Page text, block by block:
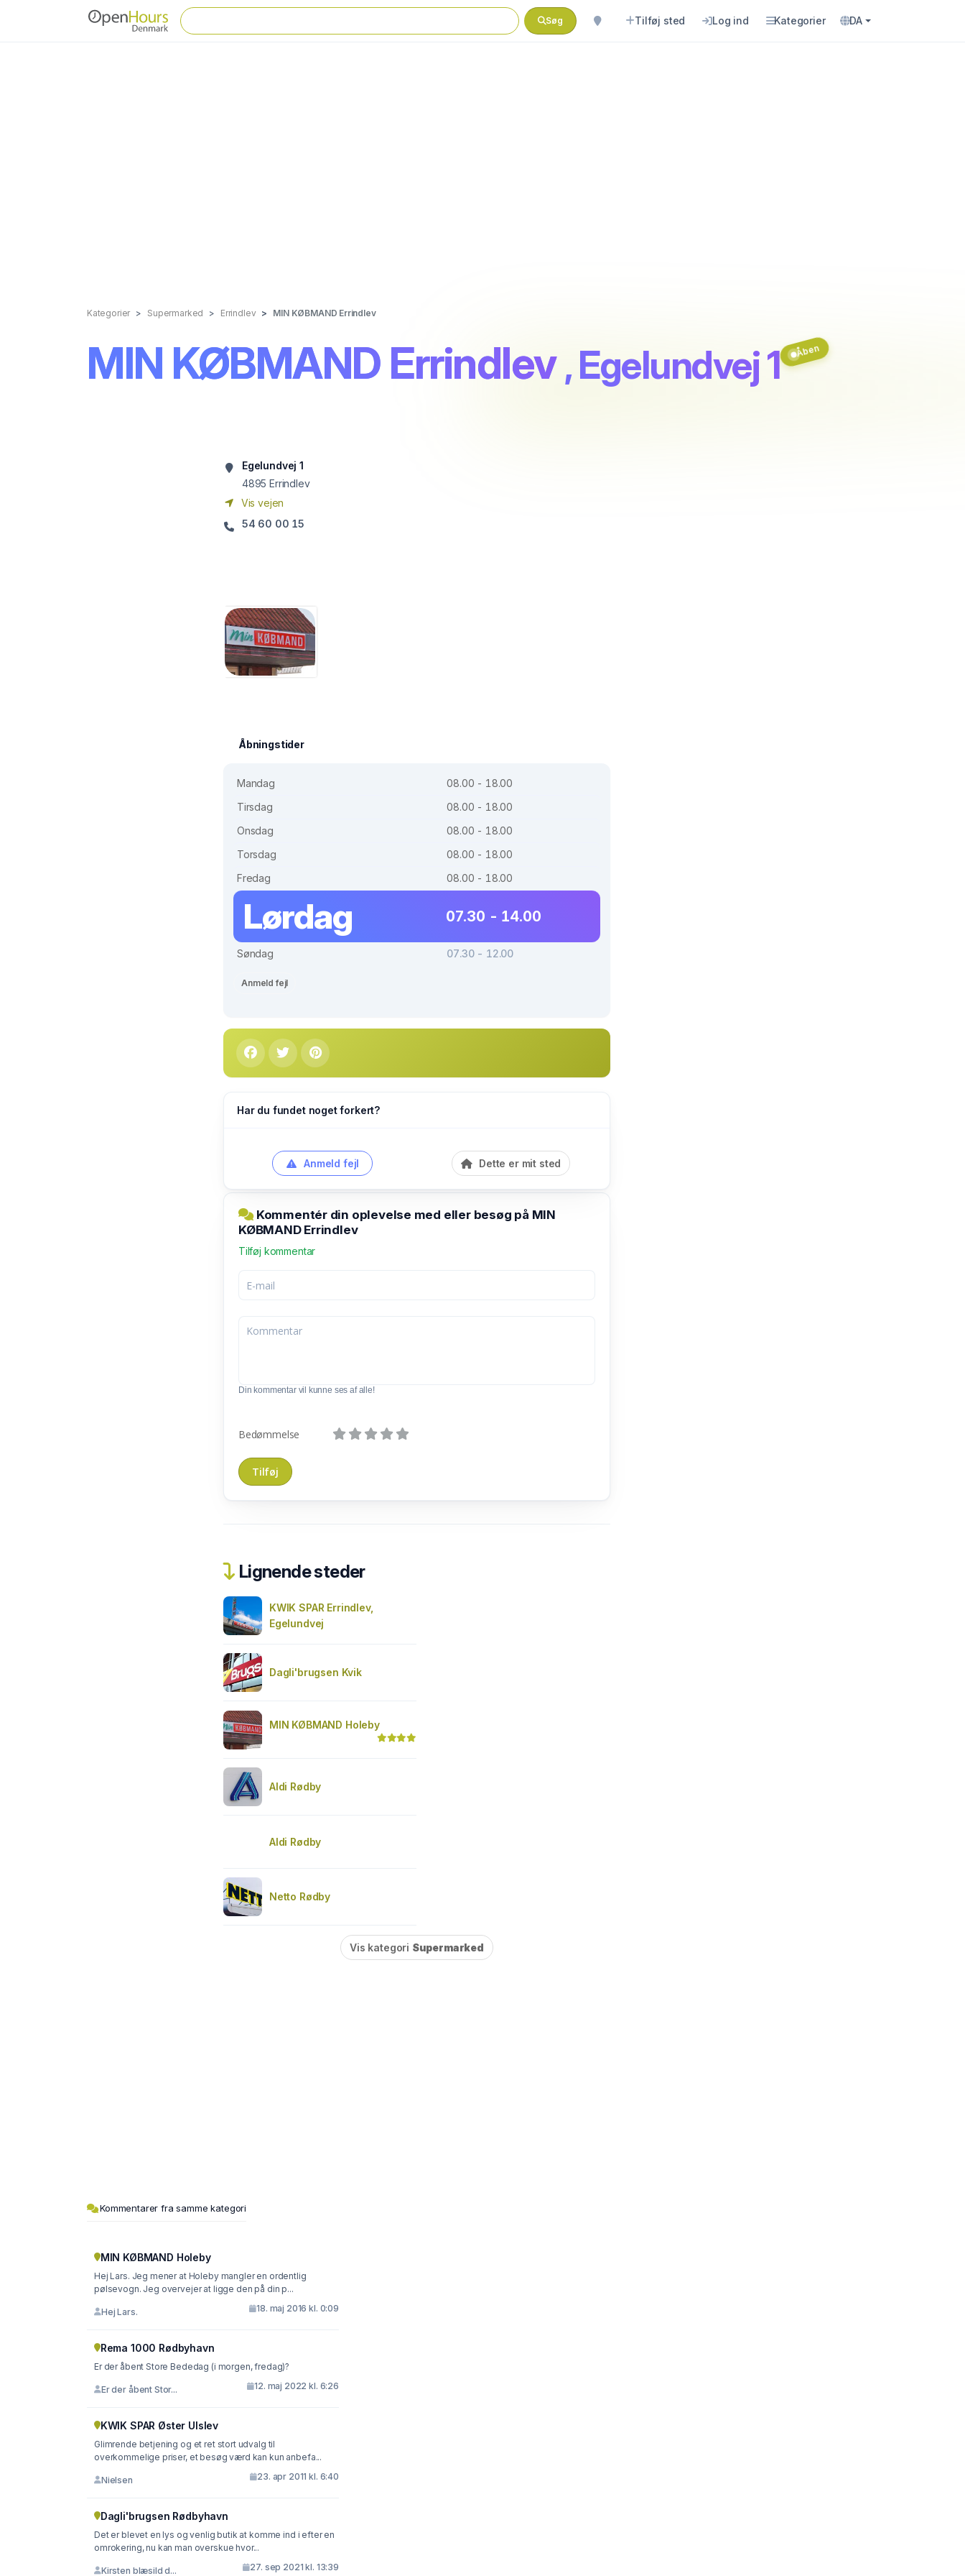
Søg Tilføj sted Log ind Kategorier DA
Kategorier Supermarked Errindlev MIN KØBMAND Errindlev
MIN KØBMAND Errindlev , Egelundvej 1 Åben
Egelundvej 1
4895 Errindlev
Vis vejen
54 60 00 15
Åbningstider
Mandag
08.00 - 18.00
Tirsdag
08.00 - 18.00
Onsdag
08.00 - 18.00
Torsdag
08.00 - 18.00
Fredag
08.00 - 18.00
Lørdag 07.30 - 14.00
Søndag 07.30 - 12.00
Anmeld fejl
Har du fundet noget forkert?
Anmeld fejl Dette er mit sted
Kommentér din oplevelse med eller besøg på MIN
KØBMAND Errindlev
Tilføj kommentar
Din kommentar vil kunne ses af alle!
Bedømmelse
Lignende steder
KWIK SPAR Errindlev,
Egelundvej
Dagli'brugsen Kvik
MIN KØBMAND Holeby
Aldi Rødby
Aldi Rødby
Netto Rødby
Vis kategori Supermarked
Kommentarer fra samme kategori
MIN KØBMAND Holeby
Hej Lars. Jeg mener at Holeby mangler en ordentlig
pølsevogn. Jeg overvejer at ligge den på din p...
Hej Lars. 18. maj 2016 kl. 0:09
Rema 1000 Rødbyhavn
Er der åbent Store Bededag (i morgen, fredag)?
Er der åbent Stor... 12. maj 2022 kl. 6:26
KWIK SPAR Øster Ulslev
Glimrende betjening og et ret stort udvalg til
overkommelige priser, et besøg værd kan kun anbefa...
Nielsen 23. apr 2011 kl. 6:40
Dagli'brugsen Rødbyhavn
Det er blevet en lys og venlig butik at komme ind i efter en
omrokering, nu kan man overskue hvor...
Kirsten blæsild d... 27. sep 2021 kl. 13:39